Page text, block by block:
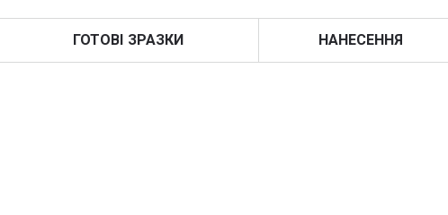
в приміщенні.
ГОТОВІ ЗРАЗКИ НАНЕСЕННЯ